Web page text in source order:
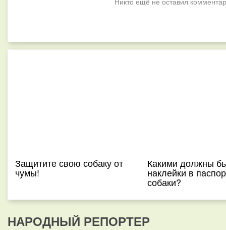
Защитите свою собаку от
чумы!
Какими должны
наклейки в
собаки?
НАРОДНЫЙ РЕПОРТЕР